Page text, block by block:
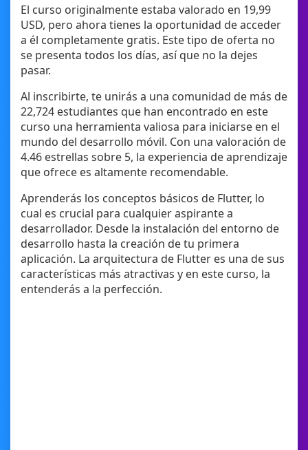
El curso originalmente estaba valorado en 19,99
USD, pero ahora tienes la oportunidad de acceder
a él completamente gratis. Este tipo de oferta no
se presenta todos los días, así que no la dejes
pasar.
Al inscribirte, te unirás a una comunidad de más de
22,724 estudiantes que han encontrado en este
curso una herramienta valiosa para iniciarse en el
mundo del desarrollo móvil. Con una valoración de
4.46 estrellas sobre 5, la experiencia de aprendizaje
que ofrece es altamente recomendable.
Aprenderás los conceptos básicos de Flutter, lo
cual es crucial para cualquier aspirante a
desarrollador. Desde la instalación del entorno de
desarrollo hasta la creación de tu primera
aplicación. La arquitectura de Flutter es una de sus
características más atractivas y en este curso, la
entenderás a la perfección.